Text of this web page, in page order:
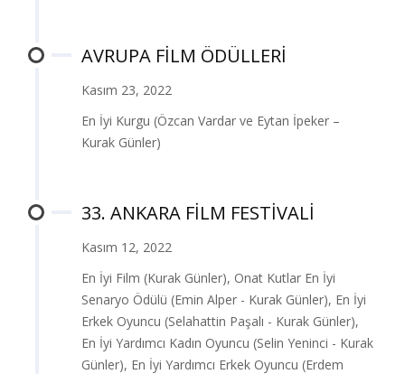
AVRUPA FİLM ÖDÜLLERİ
Kasım 23, 2022
En İyi Kurgu (Özcan Vardar ve Eytan İpeker –
Kurak Günler)
33. ANKARA FİLM FESTİVALİ
Kasım 12, 2022
En İyi Film (Kurak Günler), Onat Kutlar En İyi
Senaryo Ödülü (Emin Alper - Kurak Günler), En İyi
Erkek Oyuncu (Selahattin Paşalı - Kurak Günler),
En İyi Yardımcı Kadın Oyuncu (Selin Yeninci - Kurak
Günler), En İyi Yardımcı Erkek Oyuncu (Erdem